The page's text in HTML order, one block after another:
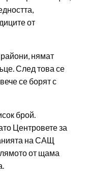
от
нямат
След това се
се борят с
брой.
Центровете за
на САЩ
от щама